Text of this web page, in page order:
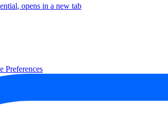
, opens in a new tab
Preferences